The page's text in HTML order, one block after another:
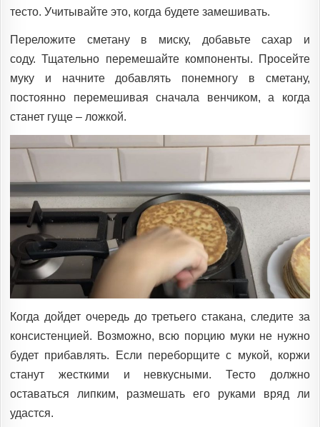
тесто. Учитывайте это, когда будете замешивать.
Переложите сметану в миску, добавьте сахар и
соду. Тщательно перемешайте компоненты. Просейте
муку и начните добавлять понемногу в сметану,
постоянно перемешивая сначала венчиком, а когда
станет гуще – ложкой.
Когда дойдет очередь до третьего стакана, следите за
консистенцией. Возможно, всю порцию муки не нужно
будет прибавлять. Если переборщите с мукой, коржи
станут жесткими и невкусными. Тесто должно
оставаться липким, размешать его руками вряд ли
удастся.